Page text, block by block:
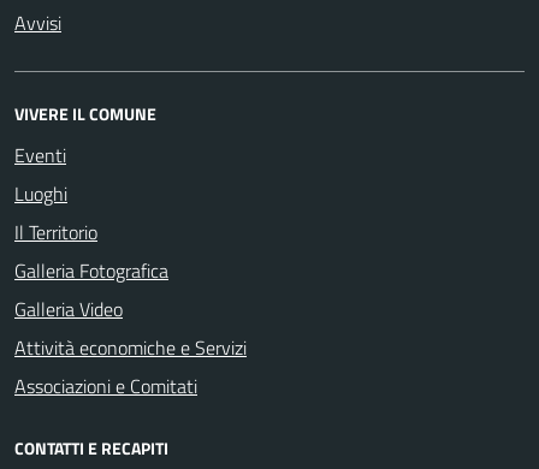
Avvisi
VIVERE IL COMUNE
Eventi
Luoghi
Il Territorio
Galleria Fotografica
Galleria Video
Attività economiche e Servizi
Associazioni e Comitati
CONTATTI E RECAPITI